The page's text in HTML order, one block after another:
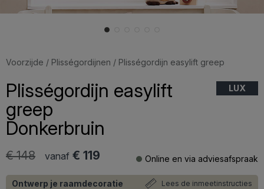
Voorzijde / Plisségordijnen / Plisségordijn easylift greep
Plisségordijn easylift
greep
Donkerbruin
LUX
vanaf € 119
€ 148 Online en via adviesafspraak
Ontwerp je raamdecoratie Lees de inmeetinstructies